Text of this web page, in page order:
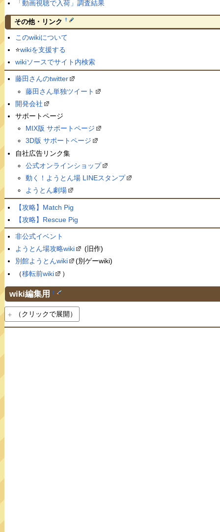
「動画視聴で入荷」調査結果
その他・リンク †
このwikiについて
⭐️wikiを支援する
wikiソースでサイト内検索
藤田さんのtwitter
藤田さん単独ツイート
開発会社
サポートページ
MIX版 サポートページ
3D版 サポートページ
自社広告リンク集
公式オンラインショップ
動く！ようとん場 LINEスタンプ
ようとん劇場
【攻略】Match Pig
【攻略】Rescue Pig
非公式イベント
ようとん場攻略wiki
(旧作)
別館ようとんwiki
(別ゲーwiki)
（移転前wiki ）
wiki編集用 †
（クリックで展開）